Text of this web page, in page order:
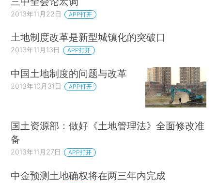
2013年11月22日 APP打开
土地制度改革是新型城镇化的突破口
2013年11月13日 APP打开
中国土地制度的问题与改革
2013年10月31日 APP打开
国土资源部：做好《土地管理法》全面修改准
备
2013年11月27日 APP打开
中金预测土地确权将在两三年内完成